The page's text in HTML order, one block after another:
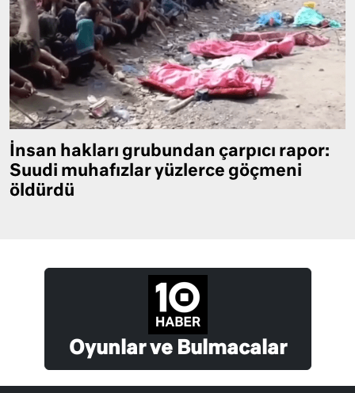
İnsan hakları grubundan çarpıcı rapor:
Suudi muhafızlar yüzlerce göçmeni
öldürdü
Oyunlar ve Bulmacalar